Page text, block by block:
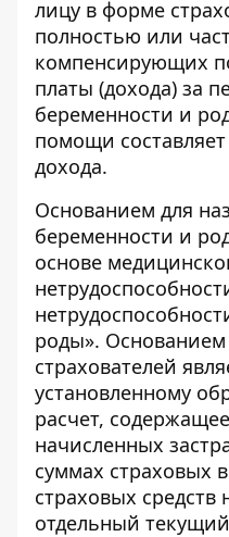
лицу в форме
полностью или
компенсирующих
платы (дохода) за
беременности и
помощи составляет
дохода.
Основанием для
беременности и
основе
роды».
страхователей
установленному
расчет,
начисленных
суммах страховых
страховых
отдельный